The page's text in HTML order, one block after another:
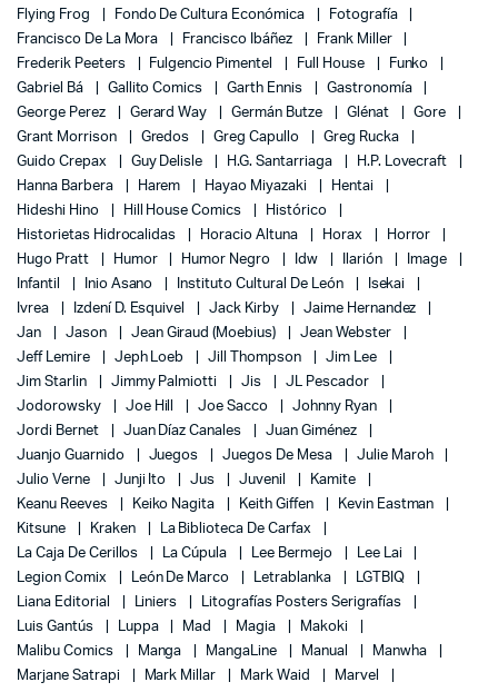
Flying Frog
Fondo De Cultura Económica
Fotografía
Francisco De La Mora
Francisco Ibáñez
Frank Miller
Frederik Peeters
Fulgencio Pimentel Full House
Funko
Gabriel Bá
Gallito Comics Garth Ennis
Gastronomía
George Perez
Gerard Way Germán Butze Glénat
Gore
Grant Morrison
Gredos Greg Capullo
Greg Rucka
Guido Crepax
Guy Delisle H.G. Santarriaga
H.P. Lovecraft
Hanna Barbera
Harem Hayao Miyazaki
Hentai
Hideshi Hino
Hill House Comics
Histórico
Historietas Hidrocalidas
Horacio Altuna Horax
Horror
Hugo Pratt
Humor Humor Negro Idw Ilarión
Image
Infantil
Inio Asano Instituto Cultural De León
Isekai
Ivrea
Izdení D. Esquivel Jack Kirby
Jaime Hernandez
Jan
Jason Jean Giraud (Moebius)
Jean Webster
Jeff Lemire
Jeph Loeb Jill Thompson
Jim Lee
Jim Starlin
Jimmy Palmiotti Jis
JL Pescador
Jodorowsky
Joe Hill Joe Sacco
Johnny Ryan
Jordi Bernet
Juan Díaz Canales
Juan Giménez
Juanjo Guarnido
Juegos Juegos De Mesa
Julie Maroh
Julio Verne
Junji Ito Jus Juvenil
Kamite
Keanu Reeves
Keiko Nagita Keith Giffen
Kevin Eastman
Kitsune
Kraken
La Biblioteca De Carfax
La Caja De Cerillos
La Cúpula Lee Bermejo
Lee Lai
Legion Comix
León De Marco Letrablanka
LGTBIQ
Liana Editorial
Liniers
Litografías Posters Serigrafías
Luis Gantús
Luppa Mad Magia
Makoki
Malibu Comics
Manga MangaLine Manual
Manwha
Marjane Satrapi
Mark Millar Mark Waid
Marvel